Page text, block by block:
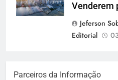
Venderem
Jeferson
Editorial
Parceiros da Informação